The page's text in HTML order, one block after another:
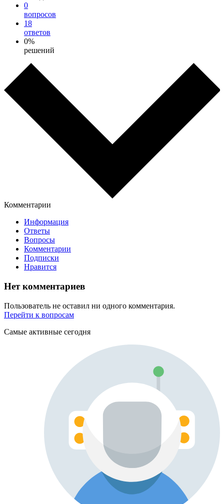
0
вопросов
18
ответов
0%
решений
Комментарии
Информация
Ответы
Вопросы
Комментарии
Подписки
Нравится
Нет комментариев
Пользователь не оставил ни одного комментария.
Перейти к вопросам
Самые активные сегодня